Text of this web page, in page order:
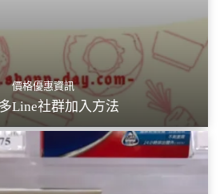
價格優惠資訊
Line社群加入方法